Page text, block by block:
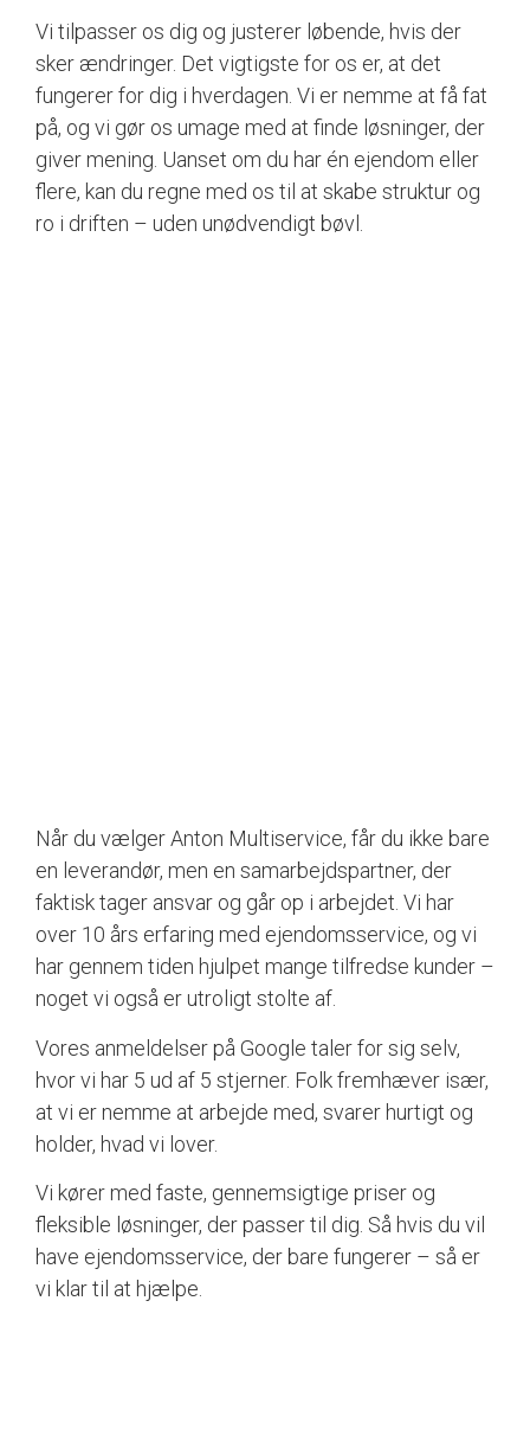
Vi tilpasser os dig og justerer løbende, hvis der
sker ændringer. Det vigtigste for os er, at det
fungerer for dig i hverdagen. Vi er nemme at få fat
på, og vi gør os umage med at finde løsninger, der
giver mening. Uanset om du har én ejendom eller
flere, kan du regne med os til at skabe struktur og
ro i driften – uden unødvendigt bøvl.
Når du vælger Anton Multiservice, får du ikke bare
en leverandør, men en samarbejdspartner, der
faktisk tager ansvar og går op i arbejdet. Vi har
over 10 års erfaring med ejendomsservice, og vi
har gennem tiden hjulpet mange tilfredse kunder –
noget vi også er utroligt stolte af.
Vores anmeldelser på Google taler for sig selv,
hvor vi har 5 ud af 5 stjerner. Folk fremhæver især,
at vi er nemme at arbejde med, svarer hurtigt og
holder, hvad vi lover.
Vi kører med faste, gennemsigtige priser og
fleksible løsninger, der passer til dig. Så hvis du vil
have ejendomsservice, der bare fungerer – så er
vi klar til at hjælpe.